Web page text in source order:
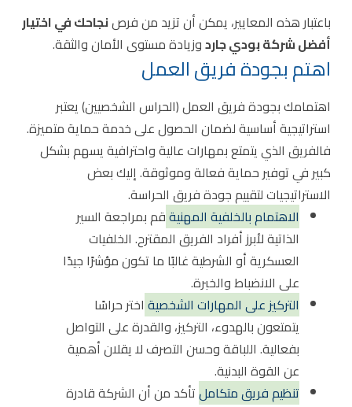
باعتبار هذه المعايير، يمكن أن تزيد من فرصنجاحك في اختيار
أفضل شركة بودي جاردوزيادة مستوى الأمان والثقة.
اهتم بجودة فريق العمل
اهتمامك بجودة فريق العمل (الحراس الشخصيين) يعتبر
استراتيجية أساسية لضمان الحصول على خدمة حماية متميزة.
فالفريق الذي يتمتع بمهارات عالية واحترافية يسهم بشكل
كبير في توفير حماية فعالة وموثوقة. إليك بعض
الاستراتيجيات لتقييم جودة فريق الحراسة.
الاهتمام بالخلفية المهنيةقم بمراجعة السير
الذاتية لأبرز أفراد الفريق المقترح. الخلفيات
العسكرية أو الشرطية غالبًا ما تكون مؤشرًا جيدًا
على الانضباط والخبرة.
التركيز على المهارات الشخصية اختر حراسًا
يتمتعون بالهدوء، التركيز، والقدرة على التواصل
بفعالية. اللباقة وحسن التصرف لا يقلان أهمية
عن القوة البدنية.
تنظيم فريق متكاملتأكد من أن الشركة قادرة